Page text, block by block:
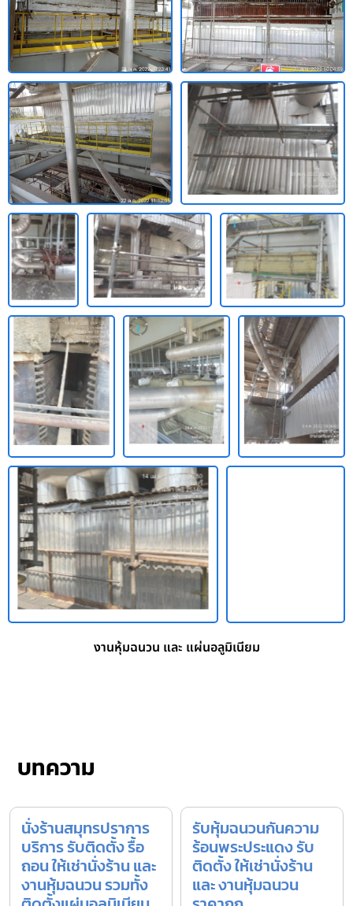
งานหุ้มฉนวน และ แผ่นอลูมิเนียม
บทความ
นั่งร้านสมุทรปราการ
บริการ รับติดตั้ง รื้อ
ถอน ให้เช่านั่งร้าน และ
งานหุ้มฉนวน รวมทั้ง
รับหุ้มฉนวนกันความ
ร้อนพระประแดง รับ
ติดตั้ง ให้เช่านั่งร้าน
และ งานหุ้มฉนวน